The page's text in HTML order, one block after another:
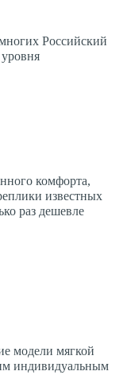
Российский
комфорта,
известных
раз дешевле
модели мягкой
индивидуальным